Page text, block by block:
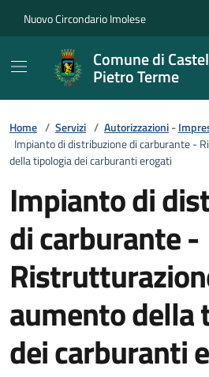
Nuovo Circondario Imolese
Comune di
Pietro Terme
Home / Servizi / Autorizzazioni-
Impianto di distribuzione di carburante -
della tipologia dei carburanti erogati
Impianto di
di carburante -
aumento della
dei carburanti